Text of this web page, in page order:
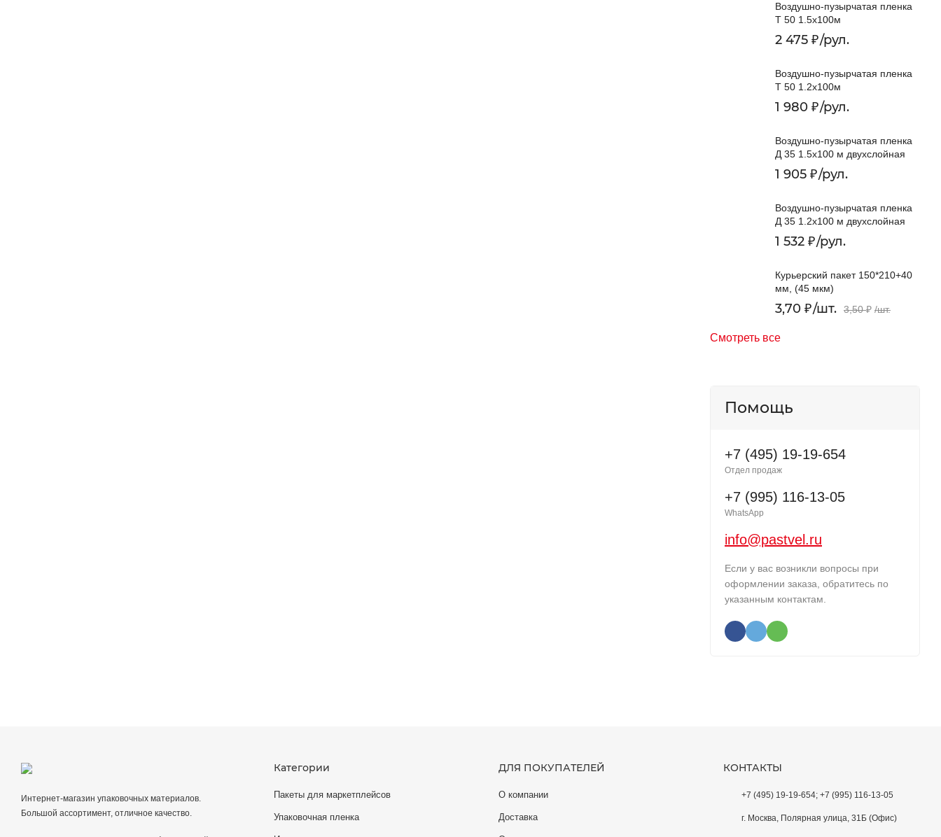
Воздушно-пузырчатая пленка
Т 50 1.5x100м
2 475 ₽/рул.
Воздушно-пузырчатая пленка
Т 50 1.2x100м
1 980 ₽/рул.
Воздушно-пузырчатая пленка
Д 35 1.5x100 м двухслойная
1 905 ₽/рул.
Воздушно-пузырчатая пленка
Д 35 1.2x100 м двухслойная
1 532 ₽/рул.
Курьерский пакет 150*210+40
мм, (45 мкм)
3,70 ₽/шт. 3,50 ₽ /шт.
Смотреть все
Помощь
+7 (495) 19-19-654
Отдел продаж
+7 (995) 116-13-05
WhatsApp
info@pastvel.ru
Если у вас возникли вопросы при
оформлении заказа, обратитесь по
указанным контактам.
Интернет-магазин упаковочных материалов.
Большой ассортимент, отличное качество.
Категории
Пакеты для маркетплейсов
Упаковочная пленка
ДЛЯ ПОКУПАТЕЛЕЙ
О компании
Доставка
КОНТАКТЫ
+7 (495) 19-19-654; +7 (995) 116-13-05
г. Москва, Полярная улица, 31Б (Офис)